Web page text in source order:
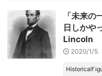
「未来
日しかや
Lincoln
2020/1/5
Historicalf